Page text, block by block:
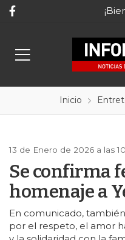
Inicio
13 de Enero de 2026 a las
Se confirma
homenaje a
En comunicado,
por el respeto, el amor